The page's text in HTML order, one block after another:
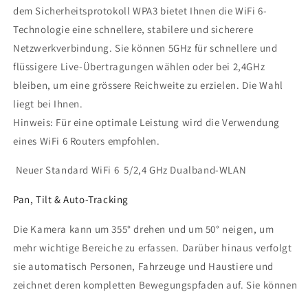
dem Sicherheitsprotokoll WPA3 bietet Ihnen die WiFi 6-
Technologie eine schnellere, stabilere und sicherere
Netzwerkverbindung. Sie können 5GHz für schnellere und
flüssigere Live-Übertragungen wählen oder bei 2,4GHz
bleiben, um eine grössere Reichweite zu erzielen. Die Wahl
liegt bei Ihnen.
Hinweis: Für eine optimale Leistung wird die Verwendung
eines WiFi 6 Routers empfohlen.
Neuer Standard WiFi 6 5/2,4 GHz Dualband-WLAN
Pan, Tilt & Auto-Tracking
Die Kamera kann um 355° drehen und um 50° neigen, um
mehr wichtige Bereiche zu erfassen. Darüber hinaus verfolgt
sie automatisch Personen, Fahrzeuge und Haustiere und
zeichnet deren kompletten Bewegungspfaden auf. Sie können